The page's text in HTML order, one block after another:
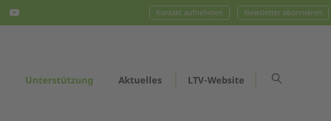
Kontakt aufnehmen Newsletter abonnieren
Unterstützung Aktuelles LTV-Website